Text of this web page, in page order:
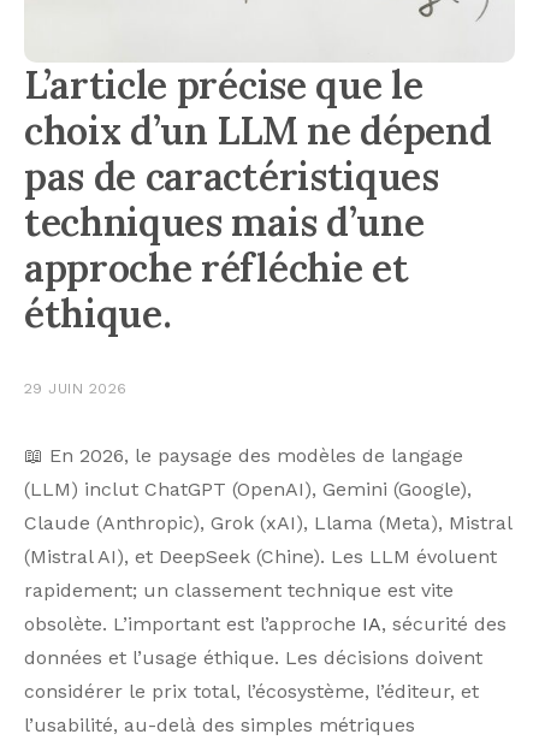
L’article précise que le
choix d’un LLM ne dépend
pas de caractéristiques
techniques mais d’une
approche réfléchie et
éthique.
29 JUIN 2026
📖 En 2026, le paysage des modèles de langage
(LLM) inclut ChatGPT (OpenAI), Gemini (Google),
Claude (Anthropic), Grok (xAI), Llama (Meta), Mistral
(Mistral AI), et DeepSeek (Chine). Les LLM évoluent
rapidement; un classement technique est vite
obsolète. L’important est l’approche IA, sécurité des
données et l’usage éthique. Les décisions doivent
considérer le prix total, l’écosystème, l’éditeur, et
l’usabilité, au-delà des simples métriques